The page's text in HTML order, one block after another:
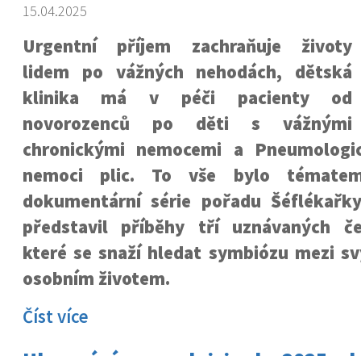
15.04.2025
Urgentní příjem zachraňuje životy
lidem po vážných nehodách, dětská
klinika má v péči pacienty od
novorozenců po děti s vážnými
chronickými nemocemi a
nemoci plic. To vše bylo
dokumentární série pořadu
představil příběhy tří uznávaných
které se snaží hledat symbiózu mezi
osobním životem.
Číst více